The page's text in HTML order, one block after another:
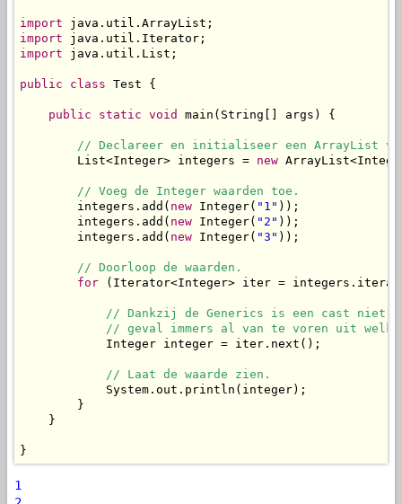
import
import
import java.util.List;
public class Test {
public static void main(String[] args) {
// Declareer en initialiseer een ArrayList
        List<Integer> integers =
new
// Voeg de Integer waarden toe.
        integers.add(
new Integer( "1" ));
        integers.add(
new Integer( "2" ));
        integers.add(
new Integer( "3" ));
// Doorloop de waarden.
for (Iterator<Integer> iter =
// Dankzij de Generics is een cast niet
// geval immers al van te voren uit
            Integer integer = iter.next();
// Laat de waarde zien.
            System.out.println(integer);
        }
    }
}
1